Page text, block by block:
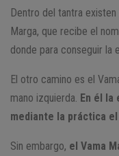
Dentro del tantra
Marga, que recibe el
donde para conseguir la
El otro camino es el
mano izquierda. En él la
mediante la práctica
Sin embargo, el Vama